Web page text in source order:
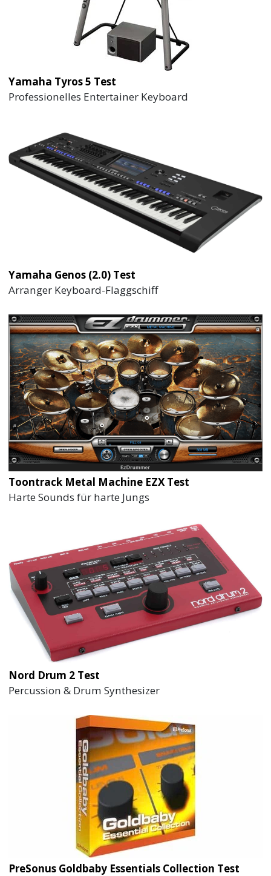
Yamaha Tyros 5 Test
Professionelles Entertainer Keyboard
Yamaha Genos (2.0) Test
Arranger Keyboard-Flaggschiff
Toontrack Metal Machine EZX Test
Harte Sounds für harte Jungs
Nord Drum 2 Test
Percussion & Drum Synthesizer
PreSonus Goldbaby Essentials Collection Test